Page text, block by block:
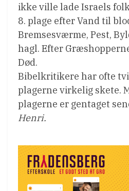
ikke ville lade Israels
8. plage efter Vand til
Bremsesværme, Pest,
hagl. Efter
Død.
Bibelkritikere har ofte
plagerne virkelig skete.
plagerne er gentaget
Henri.